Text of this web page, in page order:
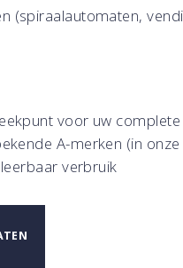
(spiraalautomaten,
voor uw
A-merken (in
verbruik